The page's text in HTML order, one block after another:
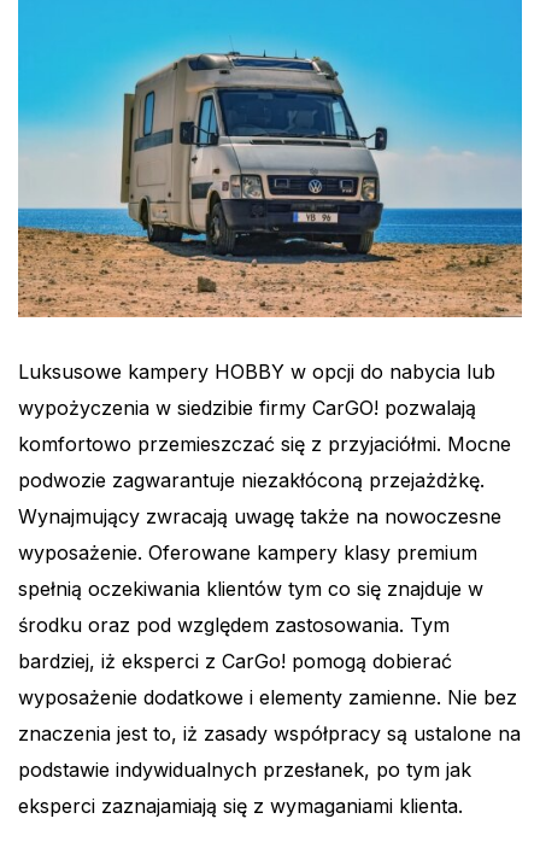
Luksusowe kampery HOBBY w opcji do nabycia lub
wypożyczenia w siedzibie firmy CarGO! pozwalają
komfortowo przemieszczać się z przyjaciółmi. Mocne
podwozie zagwarantuje niezakłóconą przejażdżkę.
Wynajmujący zwracają uwagę także na nowoczesne
wyposażenie. Oferowane kampery klasy premium
spełnią oczekiwania klientów tym co się znajduje w
środku oraz pod względem zastosowania. Tym
bardziej, iż eksperci z CarGo! pomogą dobierać
wyposażenie dodatkowe i elementy zamienne. Nie bez
znaczenia jest to, iż zasady współpracy są ustalone na
podstawie indywidualnych przesłanek, po tym jak
eksperci zaznajamiają się z wymaganiami klienta.